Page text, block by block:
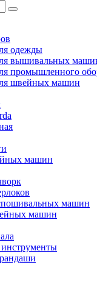
одежды
вышивальных
промышленного
швейных машин
машин
машин
машин